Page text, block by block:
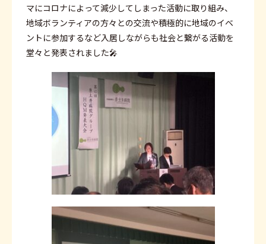
マにコロナによって減少してしまった活動に取り組み、
地域ボランティアの方々との交流や積極的に地域のイベ
ントに参加するなど入居しながらも社会と繋がる活動を
堂々と発表されました🎤